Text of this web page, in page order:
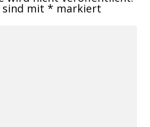
sind mit* markiert